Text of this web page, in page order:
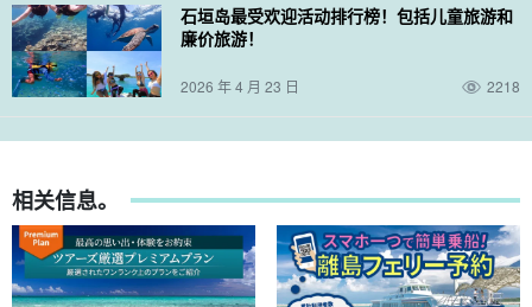
石垣岛最受欢迎活动排行榜！包括儿童旅游和
廉价旅游！
2026 年 4 月 23 日 2218
相关信息。